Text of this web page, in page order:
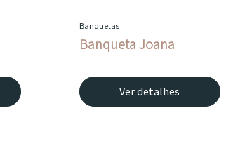
Banquetas
Banqueta Joana
Ver detalhes